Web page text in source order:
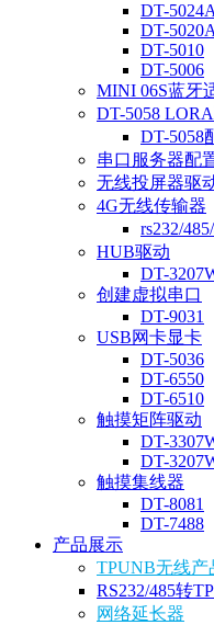
DT-5024A
DT-5020A
DT-5010
DT-5006
MINI 06S蓝牙
DT-5058
DT-5058
串口服务器配
无线投屏器驱
4G无线传输器
rs232/
HUB驱动
DT-
创建虚拟串口
DT-9031
USB网卡显卡
DT-5036
DT-6550
DT-6510
触摸矩阵驱动
DT-
DT-
触摸集线器
DT-8081
DT-7488
产品展示
TPUNB无线产
RS232/485转
网络延长器